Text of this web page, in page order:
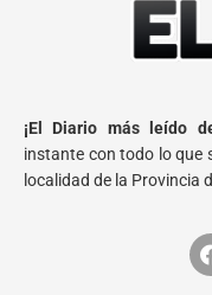
¡El Diario más leído
instante con todo lo que
localidad de la Provincia